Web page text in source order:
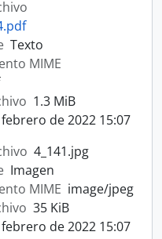
Texto
MIME
1.3 MiB
de 2022 15:07
4_141.jpg
Imagen
MIME image/jpeg
35 KiB
de 2022 15:07